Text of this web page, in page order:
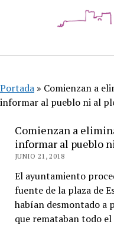
Portada » Comienzan a
informar al pueblo ni al
Comienzan a
informar al pueblo
JUNIO 21, 2018
El ayuntamiento
fuente de la plaza de
habían desmontado a
que remataban todo